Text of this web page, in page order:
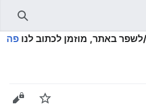
חיפוש
באתר, מוזמן לכתוב לנו פה
מעקב
עריכה